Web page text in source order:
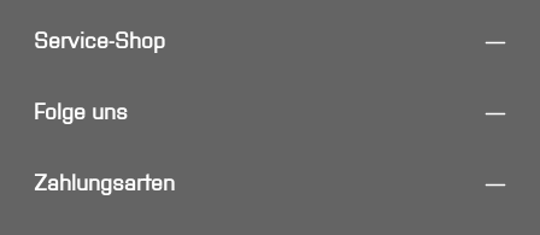
Service-Shop
Folge uns
Zahlungsarten